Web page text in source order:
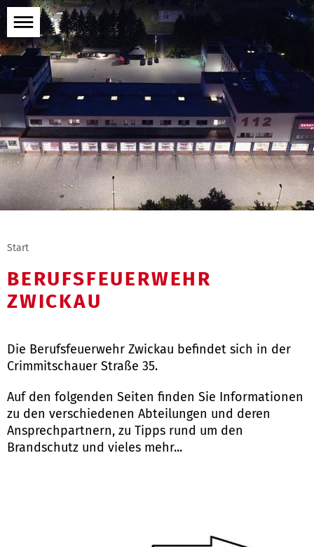
Menü
öffnen
Start
BERUFSFEUERWEHR
ZWICKAU
Die Berufsfeuerwehr Zwickau befindet sich in der
Crimmitschauer Straße 35.
Auf den folgenden Seiten finden Sie Informationen
zu den verschiedenen Abteilungen und deren
Ansprechpartnern, zu Tipps rund um den
Brandschutz und vieles mehr...